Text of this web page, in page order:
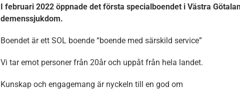
I februari 2022 öppnade det första specialboendet i Västra
demenssjukdom.
Boendet är ett SOL boende “boende med särskild service”
Vi tar emot personer från 20år och uppåt från hela landet.
Kunskap och engagemang är nyckeln till en god om